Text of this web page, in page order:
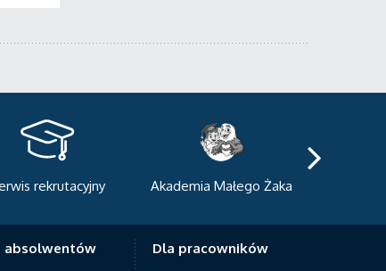
Małego Żaka
Centrum Sportowo-
absolwentów
Dla pracowników